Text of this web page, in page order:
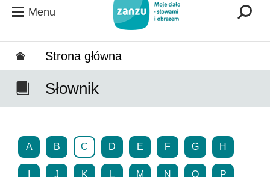
Menu
Strona główna
Słownik
A B C D E F G H
J K L M N O P